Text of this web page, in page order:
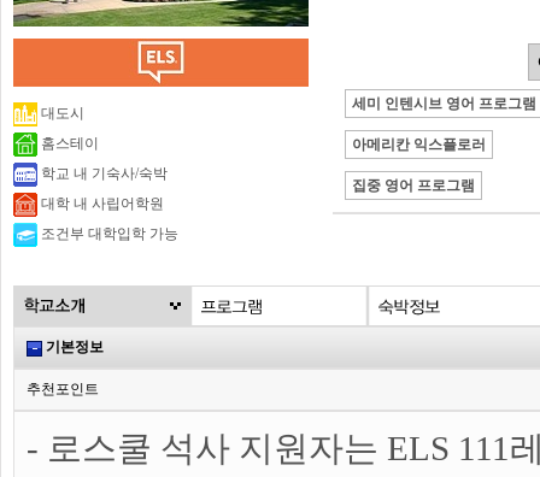
대도시
홈스테이
학교 내 기숙사/숙박
대학 내 사립어학원
조건부 대학입학 가능
세미 인텐시브 영어 프로그램
아메리칸 익스플로러
집중 영어 프로그램
기본정보
추천포인트
- 로스쿨 석사 지원자는 ELS 111